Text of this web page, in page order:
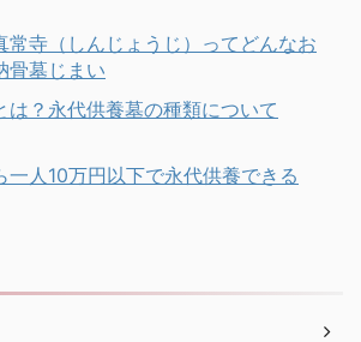
常寺（しんじょうじ）ってどんなお
骨墓じまい
は？永代供養墓の種類について
一人10万円以下で永代供養できる